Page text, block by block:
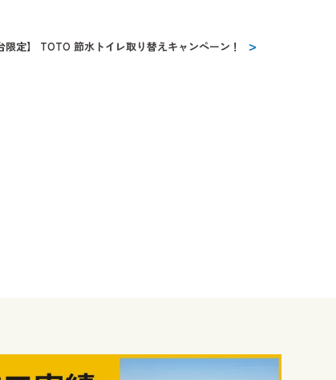
限定】 TOTO 節水トイレ取り替えキャンペーン！